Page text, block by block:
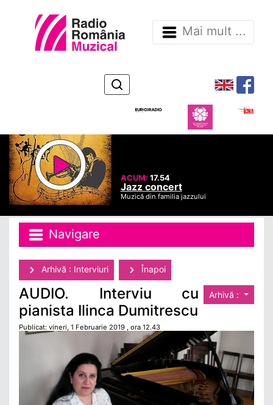
Mai mult ...
ACUM: 17.54
Jazz concert
Muzică din familia jazzului
Navigare
Arhivă : Interviuri Înapoi
Arhivă :
AUDIO. Interviu cu
pianista Ilinca Dumitrescu
Publicat: vineri, 1 Februarie 2019 , ora 12.43